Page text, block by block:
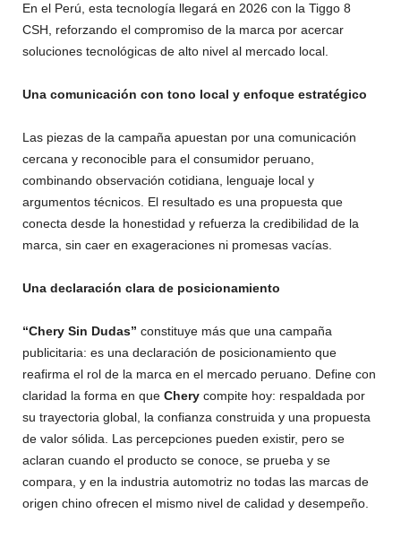
En el Perú, esta tecnología llegará en 2026 con la Tiggo 8
CSH, reforzando el compromiso de la marca por acercar
soluciones tecnológicas de alto nivel al mercado local.
Una comunicación con tono local y enfoque estratégico
Las piezas de la campaña apuestan por una comunicación
cercana y reconocible para el consumidor peruano,
combinando observación cotidiana, lenguaje local y
argumentos técnicos. El resultado es una propuesta que
conecta desde la honestidad y refuerza la credibilidad de la
marca, sin caer en exageraciones ni promesas vacías.
Una declaración clara de posicionamiento
“Chery Sin Dudas” constituye más que una campaña
publicitaria: es una declaración de posicionamiento que
reafirma el rol de la marca en el mercado peruano. Define con
claridad la forma en que Chery compite hoy: respaldada por
su trayectoria global, la confianza construida y una propuesta
de valor sólida. Las percepciones pueden existir, pero se
aclaran cuando el producto se conoce, se prueba y se
compara, y en la industria automotriz no todas las marcas de
origen chino ofrecen el mismo nivel de calidad y desempeño.